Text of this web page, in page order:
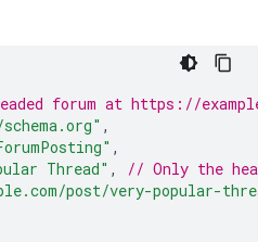
forum at https://
,
,
Thread" ,
// Only the
post/very-popular-